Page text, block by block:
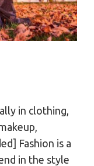
in clothing,
Fashion is a
in the style